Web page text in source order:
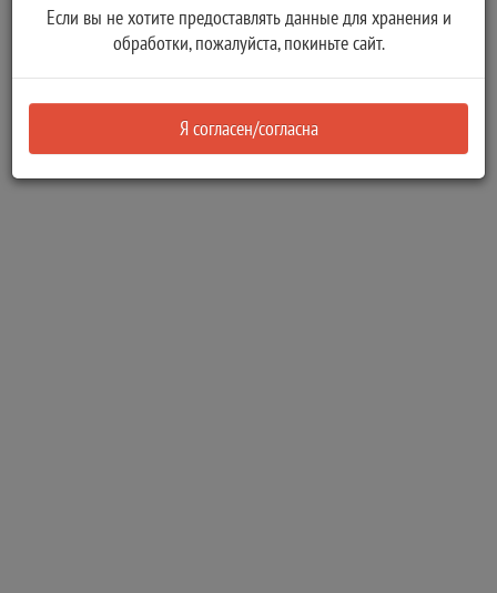
Если вы не хотите предоставлять данные для хранения и
обработки, пожалуйста, покиньте сайт.
Я согласен/согласна